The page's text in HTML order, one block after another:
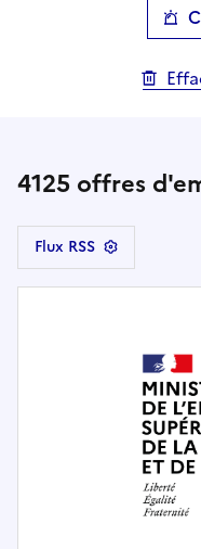
4125 offres
Flux RSS